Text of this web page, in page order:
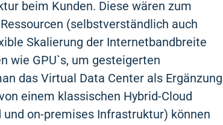
beim Kunden. Diese wären zum
(selbstverständlich auch
Skalierung der Internetbandbreite
wie GPU`s, um gesteigerten
das Virtual Data Center als Ergänzung
einem klassischen Hybrid-Cloud
on-premises Infrastruktur) können